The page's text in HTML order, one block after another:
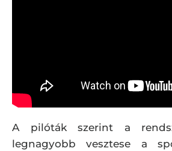
A pilóták szerint a
legnagyobb vesztese a